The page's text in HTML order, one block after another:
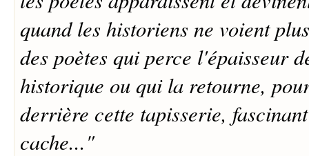
quand les historiens ne voient
des poètes qui perce l'épaisseur
historique ou qui la retourne,
derrière cette tapisserie,
cache..."